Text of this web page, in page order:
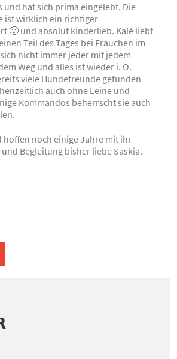
und hat sich prima eingelebt. Die
ist wirklich ein richtiger
🙂 und absolut kinderlieb. Kalé liebt
Teil des Tages bei Frauchen im
nicht immer jeder mit jedem
Weg und alles ist wieder i. O.
viele Hundefreunde gefunden
auch ohne Leine und
Kommandos beherrscht sie auch
hoffen noch einige Jahre mit ihr
Begleitung bisher liebe Saskia.